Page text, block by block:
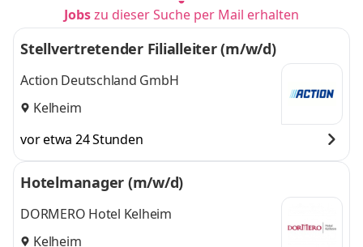
Jobszu dieser Suche per Mail erhalten
Stellvertretender Filialleiter (m/w/d)
Action Deutschland GmbH
Kelheim
vor etwa 24 Stunden
Hotelmanager (m/w/d)
DORMERO Hotel Kelheim
Kelheim